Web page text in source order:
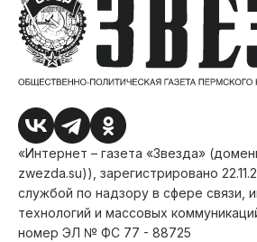
«Интернет – газета «Звезда»
zwezda.su)), зарегистрировано
службой по надзору в сфере связи,
технологий и массовых
номер ЭЛ № ФС 77 - 88725